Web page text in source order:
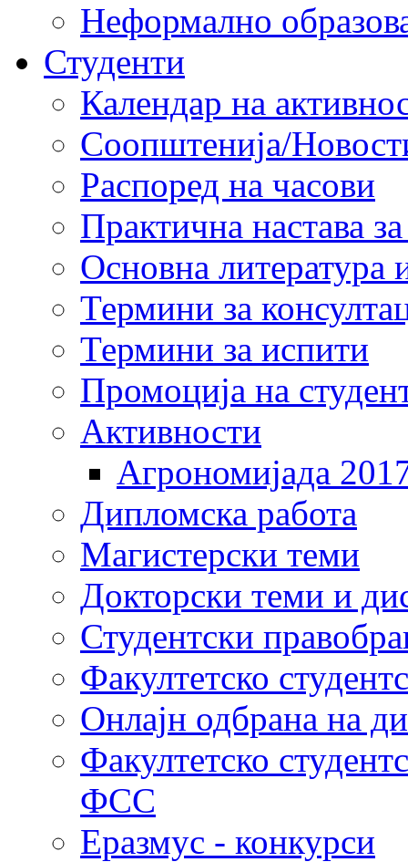
Неформално
Студенти
Календар на
Соопштенија/
Распоред на часови
Практична настава
Основна литература
Термини за
Термини за испити
Промоција на
Активности
Агрономијада
Дипломска работа
Магистерски теми
Докторски теми и
Студентски
Факултетско
Онлајн одбрана на
Факултетско
ФСС
Еразмус - конкурси